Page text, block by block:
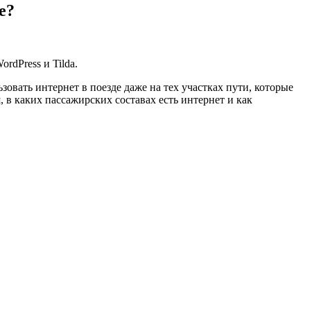
и Tilda.
интернет в поезде даже на тех участках пути, которые
пассажирских составах есть интернет и как